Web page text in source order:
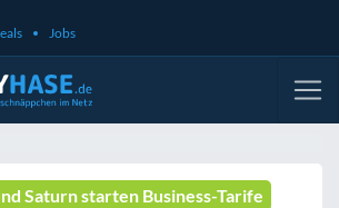
Jobs
Saturn starten Business-Tarife